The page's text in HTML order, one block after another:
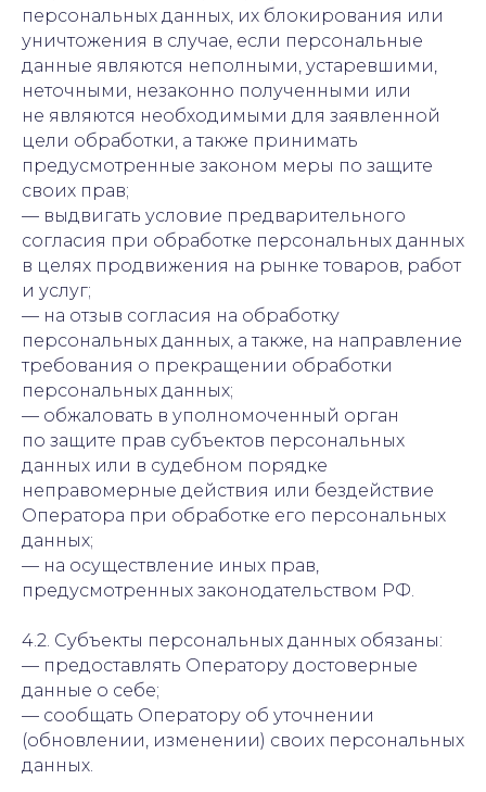
персональных данных, их блокирования или
уничтожения в случае, если персональные
данные являются неполными, устаревшими,
неточными, незаконно полученными или
не являются необходимыми для заявленной
цели обработки, а также принимать
предусмотренные законом меры по защите
своих прав;
— выдвигать условие предварительного
согласия при обработке персональных данных
в целях продвижения на рынке товаров, работ
и услуг;
— на отзыв согласия на обработку
персональных данных, а также, на направление
требования о прекращении обработки
персональных данных;
— обжаловать в уполномоченный орган
по защите прав субъектов персональных
данных или в судебном порядке
неправомерные действия или бездействие
Оператора при обработке его персональных
данных;
— на осуществление иных прав,
предусмотренных законодательством РФ.
4.2. Субъекты персональных данных обязаны:
— предоставлять Оператору достоверные
данные о себе;
— сообщать Оператору об уточнении
(обновлении, изменении) своих персональных
данных.